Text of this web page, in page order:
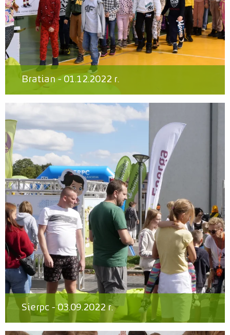
Bratian - 01.12.2022 r.
Sierpc - 03.09.2022 r.